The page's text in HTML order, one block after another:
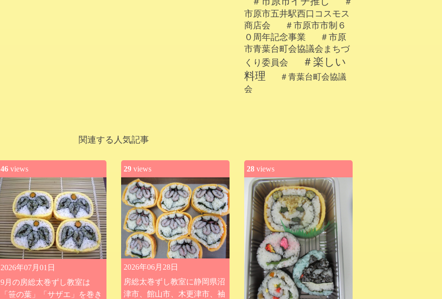
市原市五井駅西口コスモス
商店会
＃市原市市制６
０周年記念事業
＃市原
市青葉台町会協議会まちづ
くり委員会
＃楽しい
料理
＃青葉台町会協議
会
関連する人気記事
46 views
2026年07月01日
9月の房総太巻ずし教室は
「笹の葉」「サザエ」を巻き
29 views
2026年06月28日
房総太巻ずし教室に静岡県沼
津市、館山市、木更津市、袖
28 views